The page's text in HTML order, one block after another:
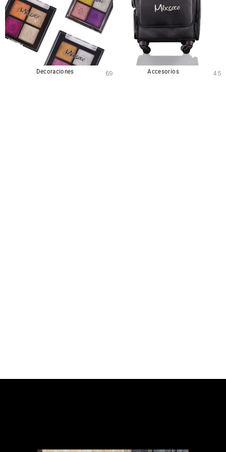
Decoraciones 69 Accesorios 45